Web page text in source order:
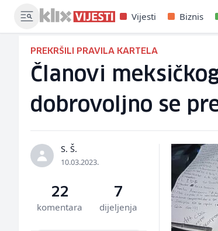
Vijesti Biznis
PREKRŠILI PRAVILA KARTELA
Članovi
dobrovoljno se
S. Š.
10.03.2023.
22
komentara
7
dijeljenja